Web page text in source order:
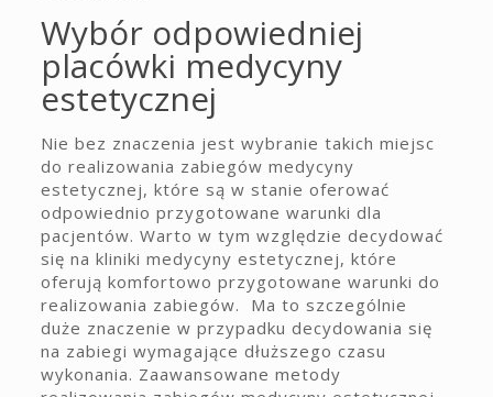
Wybór odpowiedniej
placówki medycyny
estetycznej
Nie bez znaczenia jest wybranie takich miejsc
do realizowania zabiegów medycyny
estetycznej, które są w stanie oferować
odpowiednio przygotowane warunki dla
pacjentów. Warto w tym względzie decydować
się na kliniki medycyny estetycznej, które
oferują komfortowo przygotowane warunki do
realizowania zabiegów. Ma to szczególnie
duże znaczenie w przypadku decydowania się
na zabiegi wymagające dłuższego czasu
wykonania. Zaawansowane metody